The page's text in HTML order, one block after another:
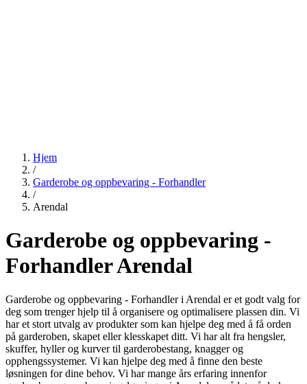
Hjem
/
Garderobe og oppbevaring - Forhandler
/
Arendal
Garderobe og oppbevaring -
Forhandler Arendal
Garderobe og oppbevaring - Forhandler i Arendal er et godt valg for
deg som trenger hjelp til å organisere og optimalisere plassen din. Vi
har et stort utvalg av produkter som kan hjelpe deg med å få orden
på garderoben, skapet eller klesskapet ditt. Vi har alt fra hengsler,
skuffer, hyller og kurver til garderobestang, knagger og
opphengssystemer. Vi kan hjelpe deg med å finne den beste
løsningen for dine behov. Vi har mange års erfaring innenfor